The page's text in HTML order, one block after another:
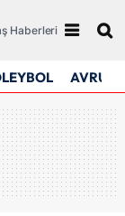
Haberleri